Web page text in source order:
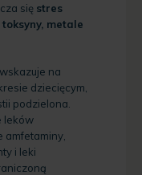
się stres
metale
na
dziecięcym,
podzielona.
leków
amfetaminy,
i leki